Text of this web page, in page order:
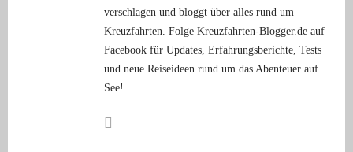
verschlagen und bloggt über alles rund um
Kreuzfahrten. Folge Kreuzfahrten-Blogger.de auf
Facebook für Updates, Erfahrungsberichte, Tests
und neue Reiseideen rund um das Abenteuer auf
See!